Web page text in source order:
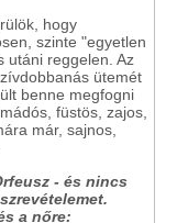
hogy
szinte "egyetlen
utáni reggelen. Az
ütemét
benne megfogni
füstös, zajos,
már, sajnos,
- és nincs
a nőre: